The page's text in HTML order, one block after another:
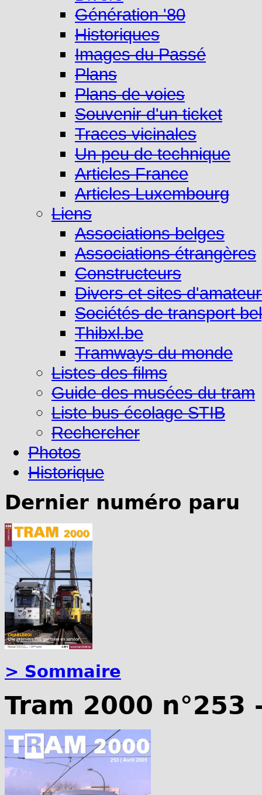
Génération '80
Historiques
Images du Passé
Plans
Plans de voies
Souvenir d'un ticket
Traces vicinales
Un peu de technique
Articles France
Articles Luxembourg
Liens
Associations belges
Associations étrangères
Constructeurs
Divers et sites
Sociétés de transport
Thibxl.be
Tramways du monde
Listes des films
Guide des musées du tram
Liste bus écolage STIB
Rechercher
Photos
Historique
Dernier numéro paru
> Sommaire
Tram 2000 n°253